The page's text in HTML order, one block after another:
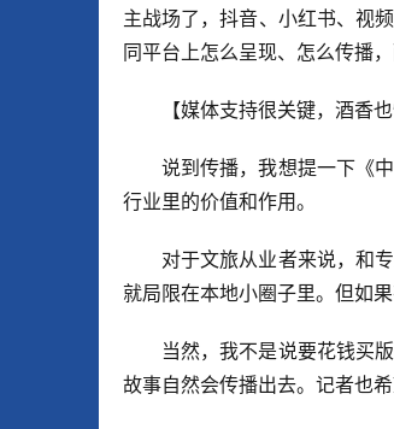
主战场了，抖音、小红书、视
同平台上怎么呈现、怎么传播
【媒体支持很关键，酒香也
说到传播，我想提一下《
行业里的价值和作用。
对于文旅从业者来说，和
就局限在本地小圈子里。但如
当然，我不是说要花钱买
故事自然会传播出去。记者也